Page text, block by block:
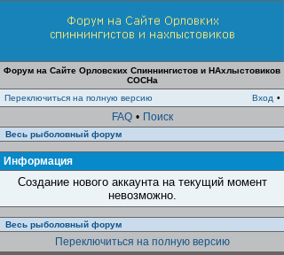
Форум на Сайте Орловских Спиннингистов и НАхлыстовиков
СОСНа
Переключиться на полную версию
Вход •
FAQ • Поиск
Весь рыболовный форум
Информация
Создание нового аккаунта на текущий момент
невозможно.
Весь рыболовный форум
Переключиться на полную версию